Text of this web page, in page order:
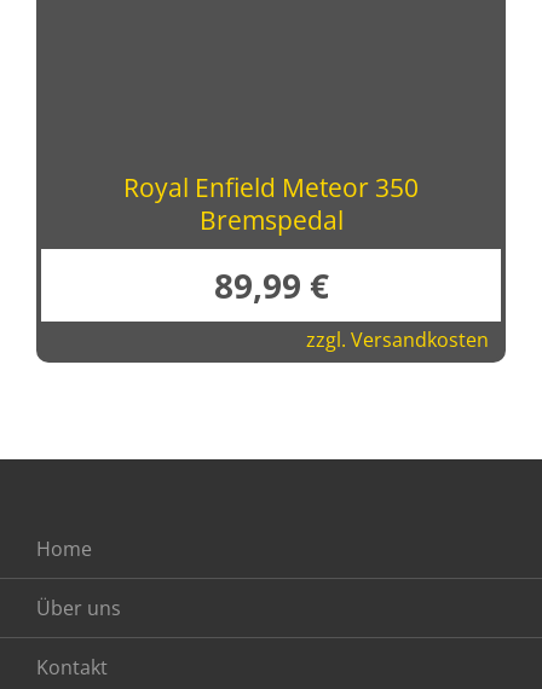
Royal Enfield Meteor 350
Bremspedal
89,99 €
zzgl. Versandkosten
Home
Über uns
Kontakt